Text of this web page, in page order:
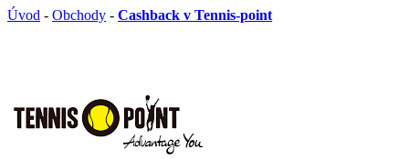
Úvod - Obchody - Cashback v Tennis-point